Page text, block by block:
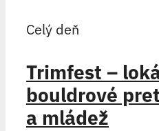
Celý deň
Trimfest –
bouldrové
a mládež